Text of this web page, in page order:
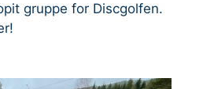
gruppe for Discgolfen.